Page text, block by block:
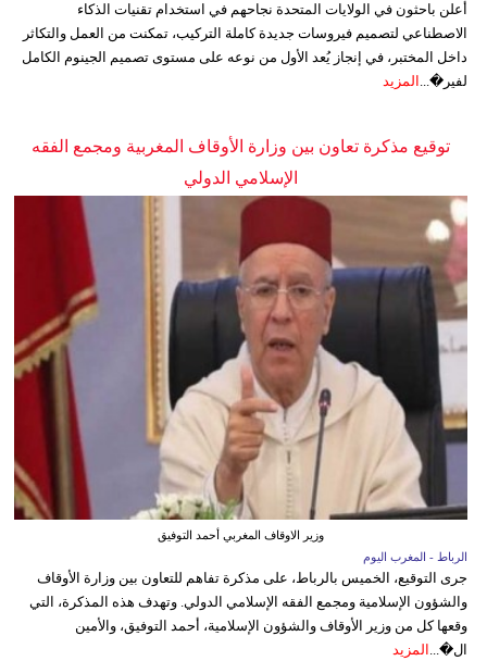
أعلن باحثون في الولايات المتحدة نجاحهم في استخدام تقنيات الذكاء
الاصطناعي لتصميم فيروسات جديدة كاملة التركيب، تمكنت من العمل والتكاثر
داخل المختبر، في إنجاز يُعد الأول من نوعه على مستوى تصميم الجينوم الكامل
لفير�... المزيد
توقيع مذكرة تعاون بين وزارة الأوقاف المغربية ومجمع الفقه
الإسلامي الدولي
وزير الاوقاف المغربي أحمد التوفيق
الرباط - المغرب اليوم
جرى التوقيع، الخميس بالرباط، على مذكرة تفاهم للتعاون بين وزارة الأوقاف
والشؤون الإسلامية ومجمع الفقه الإسلامي الدولي. وتهدف هذه المذكرة، التي
وقعها كل من وزير الأوقاف والشؤون الإسلامية، أحمد التوفيق، والأمين
ال�... المزيد